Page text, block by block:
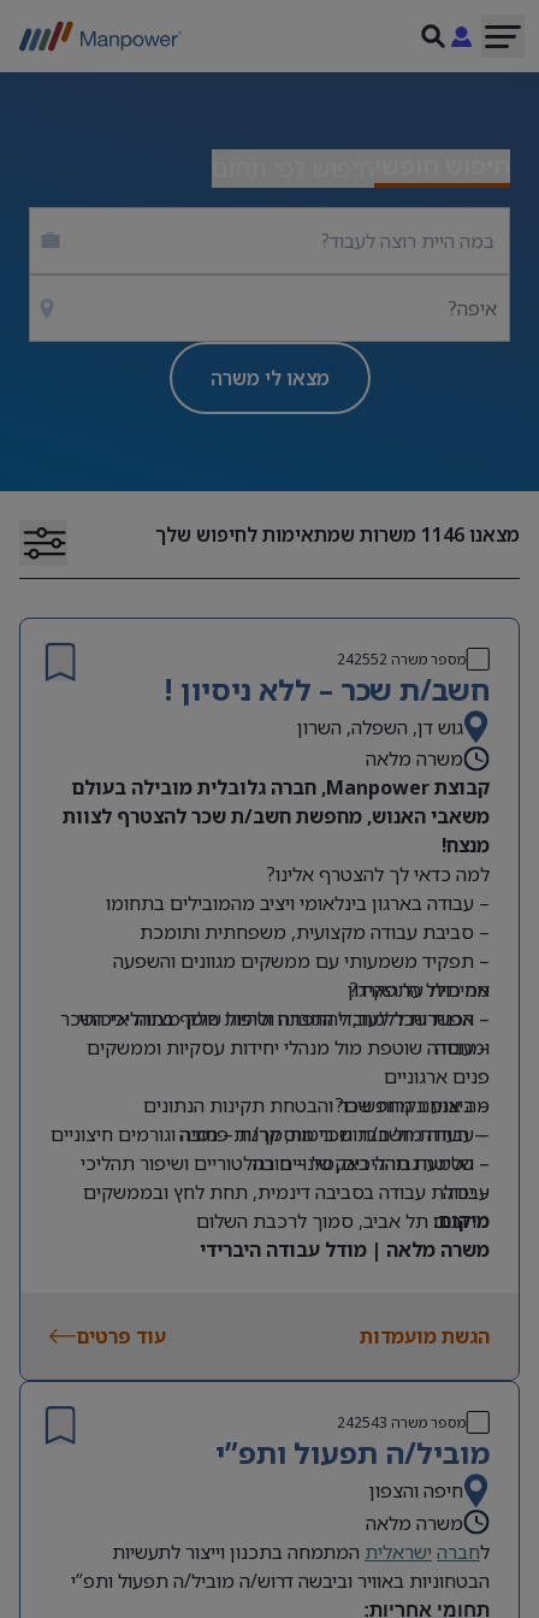
איפה?
מצאו לי משרה
מצאנו1146 משרות שמתאימות לחיפוש שלך
מספר משרה 242552
חשב/ת שכר – ללא ניסיון !
גוש דן, השפלה, השרון
משרה מלאה
קבוצת Manpower, חברה גלובלית מובילה בעולם
משאבי האנוש, מחפשת חשב/ת שכר להצטרף לצוות
מנצח!
למה כדאי לך להצטרף אלינו?
– עבודה בארגון בינלאומי ויציב מהמובילים בתחומו
– סביבת עבודה מקצועית, משפחתית ותומכת
– תפקיד משמעותי עם ממשקים מגוונים והשפעה
אמיתית על הארגון
– אפשרות ללמוד, להתפתח ולהיות חלק מצוות איכותי
ומנוסה
מה כולל התפקיד?
– הכנת שכר לעובדי החברה וטיפול שוטף בתהליכי השכר
– עבודה שוטפת מול מנהלי יחידות עסקיות וממשקים
פנים ארגוניים
– ביצוע בקרות שכר והבטחת תקינות הנתונים
– עבודה מול חברות ביטוח, קרנות פנסיה וגורמים חיצוניים
– הטמעת תהליכים, שינויים רגולטוריים ושיפור תהליכי
עבודה
מה אנחנו מחפשים?
– תעודת חשב/ת שכר מוסמך/ת – חובה
– שליטה גבוהה באקסל – חובה
– יכולת עבודה בסביבה דינמית, תחת לחץ ובממשקים
מרובים
מיקום: תל אביב, סמוך לרכבת השלום
משרה מלאה | מודל עבודה היברידי
הגשת מועמדות עוד פרטים
מספר משרה 242543
מוביל/ה תפעול ותפ”י
חיפה והצפון
משרה מלאה
לחברה ישראלית המתמחה בתכנון וייצור לתעשיות
הבטחוניות באוויר וביבשה דרוש/ה מוביל/ה תפעול ותפ”י
תחומי אחריות: